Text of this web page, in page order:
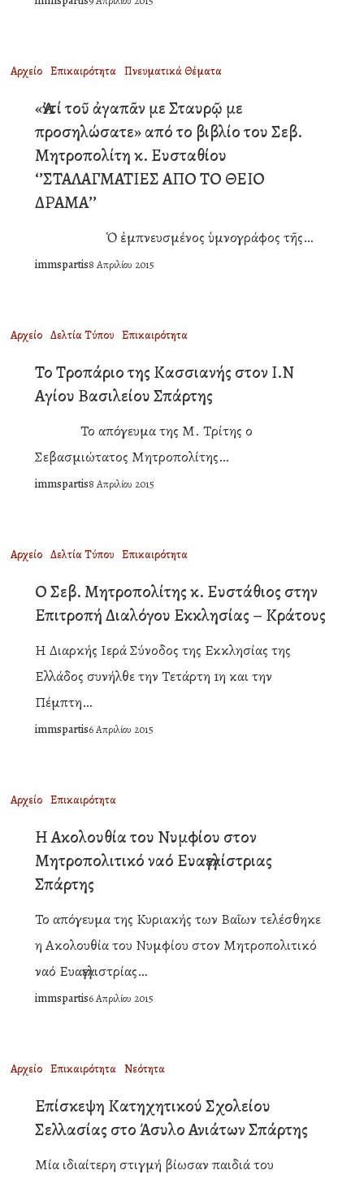
«Ἀντί
Σταυρῷ
του
Μητροπολίτη
‘’ΣΤΑΛΑΓΜΑΤΙΕΣ
ΑΠΟ
ΔΡΑΜΑ’’
Αρχείο Επικαιρότητα Πνευματικά Θέματα
«Ἀντί τοῦ ἀγαπᾶν με Σταυρῷ με
προσηλώσατε» από το βιβλίο του Σεβ.
Μητροπολίτη κ. Ευσταθίου
‘’ΣΤΑΛΑΓΜΑΤΙΕΣ ΑΠΟ ΤΟ ΘΕΙΟ
ΔΡΑΜΑ’’
Ὁ ἐμπνευσμένος ὑμνογράφος τῆς…
immspartis8 Απριλίου 2015
Το
Κασσιανής
Αγίου
Αρχείο Δελτία Τύπου Επικαιρότητα
Το Τροπάριο της Κασσιανής στον Ι.Ν
Αγίου Βασιλείου Σπάρτης
Το απόγευμα της Μ. Τρίτης ο
Σεβασμιώτατος Μητροπολίτης…
immspartis8 Απριλίου 2015
Ο
Μητροπολίτης
Ευστάθιος
στην
Επιτροπή
Διαλόγου
Κράτους
Αρχείο Δελτία Τύπου Επικαιρότητα
Ο Σεβ. Μητροπολίτης κ. Ευστάθιος στην
Επιτροπή Διαλόγου Εκκλησίας – Κράτους
Η Διαρκής Ιερά Σύνοδος της Εκκλησίας της
Ελλάδος συνήλθε την Τετάρτη 1η και την
Πέμπτη…
immspartis6 Απριλίου 2015
Η
Νυμφίου
Μητροπολιτικό
Ευαγγελίστριας
Σπάρτης
Αρχείο Επικαιρότητα
Η Ακολουθία του Νυμφίου στον
Μητροπολιτικό ναό Ευαγγελίστριας
Σπάρτης
Το απόγευμα της Κυριακής των Βαΐων τελέσθηκε
η Ακολουθία του Νυμφίου στον Μητροπολιτικό
ναό Ευαγγελιστρίας…
immspartis6 Απριλίου 2015
Επίσκεψη
Σχολείου
Αρχείο Επικαιρότητα Νεότητα
Επίσκεψη Κατηχητικού Σχολείου
Σελλασίας στο Άσυλο Ανιάτων Σπάρτης
Μία ιδιαίτερη στιγμή βίωσαν παιδιά του